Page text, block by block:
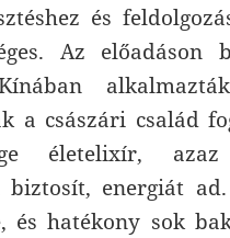
és
Az előadáson
a császári család
életelixír, azaz
biztosít, energiát
és hatékony sok